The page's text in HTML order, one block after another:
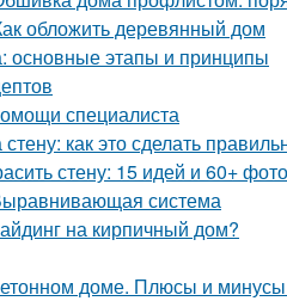
обложить деревянный дом
основные этапы и принципы
специалиста
как это сделать
стену: 15 идей и 60+ фото
система
на кирпичный дом?
доме. Плюсы и